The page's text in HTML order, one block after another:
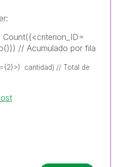
Count({<criterion_ID=
// Acumulado por fila
cantidad) // Total de